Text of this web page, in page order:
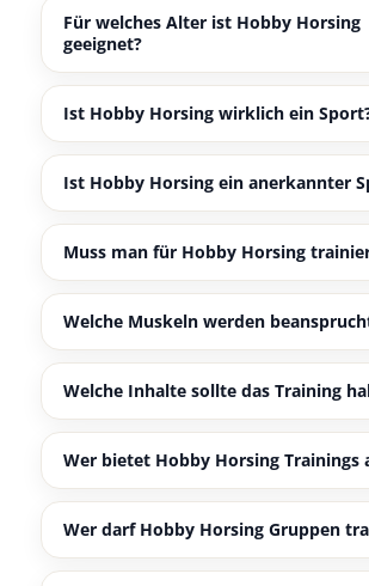
Für welches Alter ist Hobby Horsing
geeignet?
Ist Hobby Horsing wirklich ein
Ist Hobby Horsing ein anerkannter
Muss man für Hobby Horsing
Welche Muskeln werden
Welche Inhalte sollte das Training
Wer bietet Hobby Horsing Trainings
Wer darf Hobby Horsing Gruppen